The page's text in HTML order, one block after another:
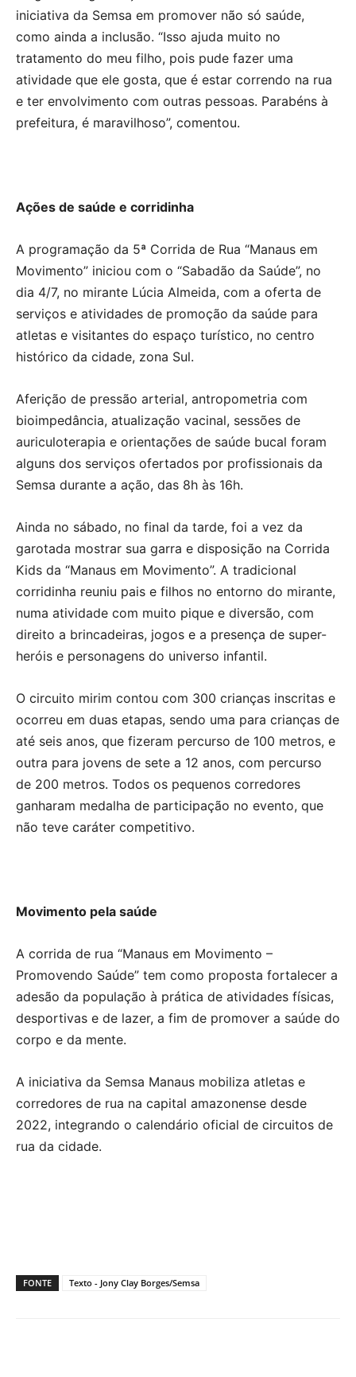
iniciativa da Semsa em promover não só saúde,
como ainda a inclusão. “Isso ajuda muito no
tratamento do meu filho, pois pude fazer uma
atividade que ele gosta, que é estar correndo na rua
e ter envolvimento com outras pessoas. Parabéns à
prefeitura, é maravilhoso”, comentou.
Ações de saúde e corridinha
A programação da 5ª Corrida de Rua “Manaus em
Movimento” iniciou com o “Sabadão da Saúde”, no
dia 4/7, no mirante Lúcia Almeida, com a oferta de
serviços e atividades de promoção da saúde para
atletas e visitantes do espaço turístico, no centro
histórico da cidade, zona Sul.
Aferição de pressão arterial, antropometria com
bioimpedância, atualização vacinal, sessões de
auriculoterapia e orientações de saúde bucal foram
alguns dos serviços ofertados por profissionais da
Semsa durante a ação, das 8h às 16h.
Ainda no sábado, no final da tarde, foi a vez da
garotada mostrar sua garra e disposição na Corrida
Kids da “Manaus em Movimento”. A tradicional
corridinha reuniu pais e filhos no entorno do mirante,
numa atividade com muito pique e diversão, com
direito a brincadeiras, jogos e a presença de super-
heróis e personagens do universo infantil.
O circuito mirim contou com 300 crianças inscritas e
ocorreu em duas etapas, sendo uma para crianças de
até seis anos, que fizeram percurso de 100 metros, e
outra para jovens de sete a 12 anos, com percurso
de 200 metros. Todos os pequenos corredores
ganharam medalha de participação no evento, que
não teve caráter competitivo.
Movimento pela saúde
A corrida de rua “Manaus em Movimento –
Promovendo Saúde” tem como proposta fortalecer a
adesão da população à prática de atividades físicas,
desportivas e de lazer, a fim de promover a saúde do
corpo e da mente.
A iniciativa da Semsa Manaus mobiliza atletas e
corredores de rua na capital amazonense desde
2022, integrando o calendário oficial de circuitos de
rua da cidade.
FONTE Texto - Jony Clay Borges/Semsa